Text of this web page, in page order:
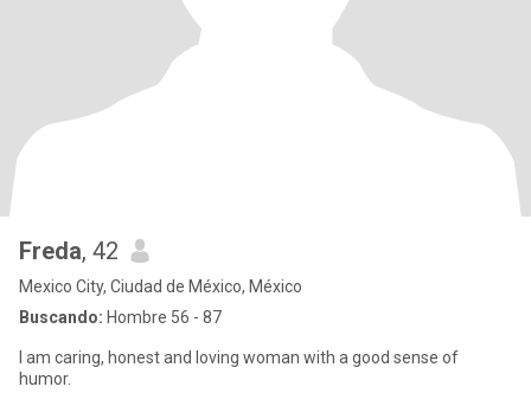
Freda, 42
Mexico City, Ciudad de México, México
Buscando: Hombre 56 - 87
I am caring, honest and loving woman with a good sense of
humor.